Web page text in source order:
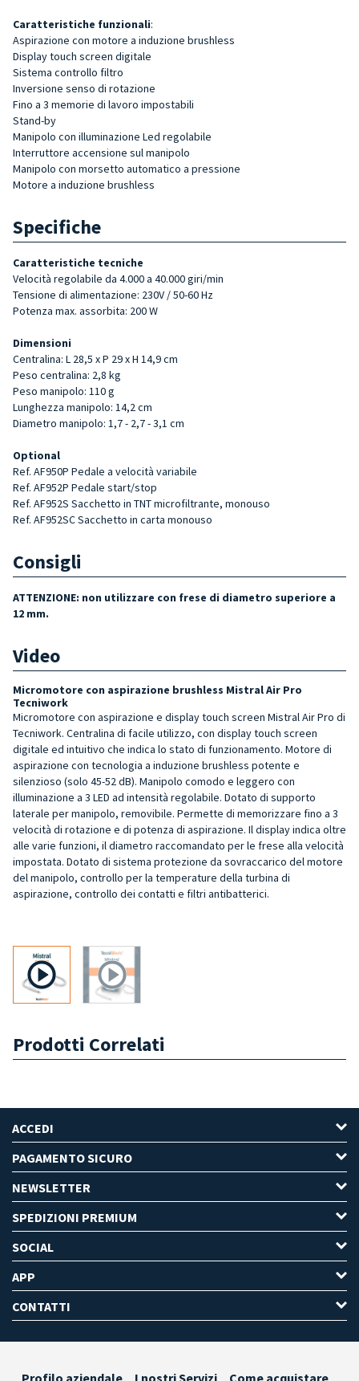
Caratteristiche funzionali:
Aspirazione con motore a induzione brushless
Display touch screen digitale
Sistema controllo filtro
Inversione senso di rotazione
Fino a 3 memorie di lavoro impostabili
Stand-by
Manipolo con illuminazione Led regolabile
Interruttore accensione sul manipolo
Manipolo con morsetto automatico a pressione
Motore a induzione brushless
Specifiche
Caratteristiche tecniche
Velocità regolabile da 4.000 a 40.000 giri/min
Tensione di alimentazione: 230V / 50-60 Hz
Potenza max. assorbita: 200 W
Dimensioni
Centralina: L 28,5 x P 29 x H 14,9 cm
Peso centralina: 2,8 kg
Peso manipolo: 110 g
Lunghezza manipolo: 14,2 cm
Diametro manipolo: 1,7 - 2,7 - 3,1 cm
Optional
Ref. AF950P Pedale a velocità variabile
Ref. AF952P Pedale start/stop
Ref. AF952S Sacchetto in TNT microfiltrante, monouso
Ref. AF952SC Sacchetto in carta monouso
Consigli
ATTENZIONE: non utilizzare con frese di diametro superiore a
12 mm.
Video
Micromotore con aspirazione brushless Mistral Air Pro
Tecniwork
Micromotore con aspirazione e display touch screen Mistral Air Pro di
Tecniwork. Centralina di facile utilizzo, con display touch screen
digitale ed intuitivo che indica lo stato di funzionamento. Motore di
aspirazione con tecnologia a induzione brushless potente e
silenzioso (solo 45-52 dB). Manipolo comodo e leggero con
illuminazione a 3 LED ad intensità regolabile. Dotato di supporto
laterale per manipolo, removibile. Permette di memorizzare fino a 3
velocità di rotazione e di potenza di aspirazione. Il display indica oltre
alle varie funzioni, il diametro raccomandato per le frese alla velocità
impostata. Dotato di sistema protezione da sovraccarico del motore
del manipolo, controllo per la temperature della turbina di
aspirazione, controllo dei contatti e filtri antibatterici.
Prodotti Correlati
ACCEDI
PAGAMENTO SICURO
NEWSLETTER
SPEDIZIONI PREMIUM
SOCIAL
APP
CONTATTI
Profilo aziendale I nostri Servizi Come acquistare